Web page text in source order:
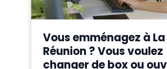
Vous emménagez à La
Réunion ? Vous voulez
changer de box ou